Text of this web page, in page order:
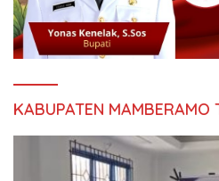
KABUPATEN MAMBERAMO